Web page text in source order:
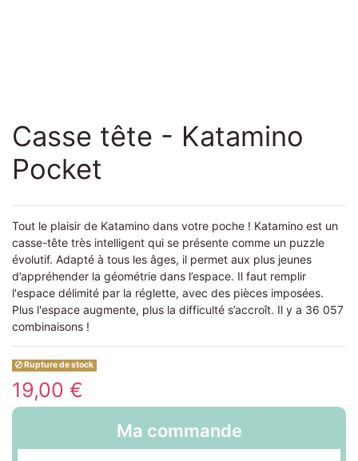
Casse tête - Katamino
Pocket
Tout le plaisir de Katamino dans votre poche ! Katamino est un
casse-tête très intelligent qui se présente comme un puzzle
évolutif. Adapté à tous les âges, il permet aux plus jeunes
d’appréhender la géométrie dans l’espace. Il faut remplir
l'espace délimité par la réglette, avec des pièces imposées.
Plus l'espace augmente, plus la difficulté s’accroît. Il y a 36 057
combinaisons !
Rupture de stock
19,00 €
Ma commande